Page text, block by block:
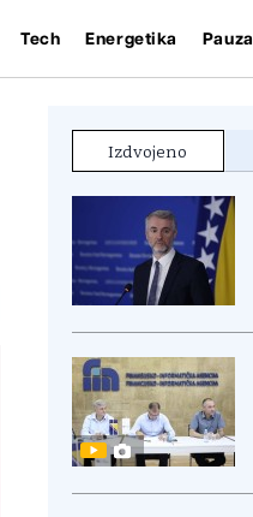
Tech Energetika Pauza
Izdvojeno